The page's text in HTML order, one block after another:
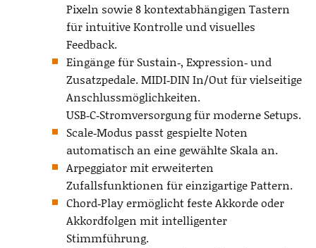
Pixeln sowie 8 kontextabhängigen Tastern
für intuitive Kontrolle und visuelles
Feedback.
Eingänge für Sustain‑, Expression‑ und
Zusatzpedale. MIDI‑DIN In/Out für vielseitige
Anschlussmöglichkeiten.
USB‑C‑Stromversorgung für moderne Setups.
Scale‑Modus passt gespielte Noten
automatisch an eine gewählte Skala an.
Arpeggiator mit erweiterten
Zufallsfunktionen für einzigartige Pattern.
Chord‑Play ermöglicht feste Akkorde oder
Akkordfolgen mit intelligenter
Stimmführung.